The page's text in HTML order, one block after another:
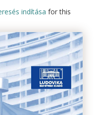
indítása for this